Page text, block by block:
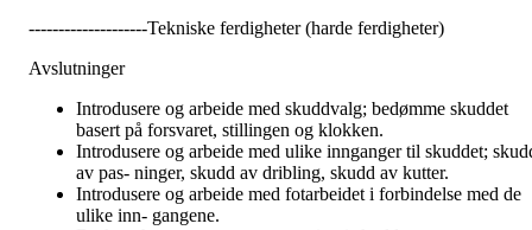
--------------------Tekniske ferdigheter (harde ferdigheter)
Avslutninger
Introdusere og arbeide med skuddvalg; bedømme skuddet
basert på forsvaret, stillingen og klokken.
Introdusere og arbeide med ulike innganger til skuddet;
av pas- ninger, skudd av dribling, skudd av kutter.
Introdusere og arbeide med fotarbeidet i forbindelse med de
ulike inn- gangene.